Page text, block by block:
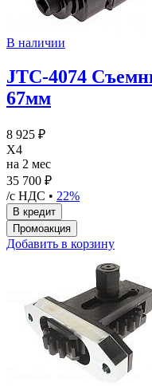
В наличии
JTC-4074
67мм
8 925 ₽
X4
на 2 мес
35 700 ₽
/с НДС • 22%
Добавить в корзину